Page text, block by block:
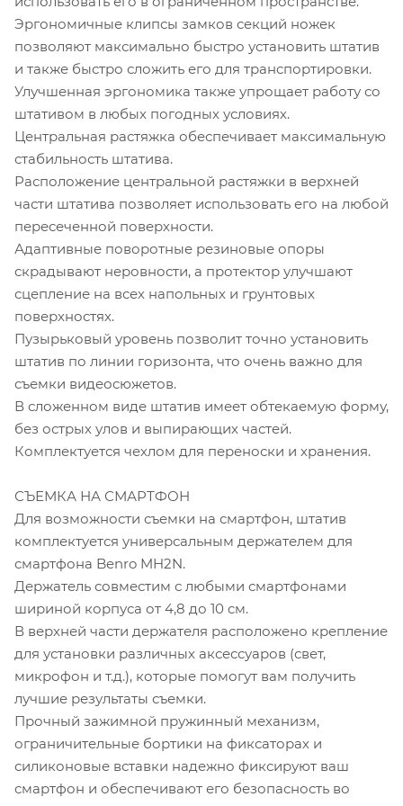
Эргономичные клипсы замков секций ножек
позволяют максимально быстро установить штатив
и также быстро сложить его для транспортировки.
Улучшенная эргономика также упрощает работу со
штативом в любых погодных условиях.
Центральная растяжка обеспечивает максимальную
стабильность штатива.
Расположение центральной растяжки в верхней
части штатива позволяет использовать его на любой
пересеченной поверхности.
Адаптивные поворотные резиновые опоры
скрадывают неровности, а протектор улучшают
сцепление на всех напольных и грунтовых
поверхностях.
Пузырьковый уровень позволит точно установить
штатив по линии горизонта, что очень важно для
съемки видеосюжетов.
В сложенном виде штатив имеет обтекаемую форму,
без острых улов и выпирающих частей.
Комплектуется чехлом для переноски и хранения.
СЪЕМКА НА СМАРТФОН
Для возможности съемки на смартфон, штатив
комплектуется универсальным держателем для
смартфона Benro MH2N.
Держатель совместим с любыми смартфонами
шириной корпуса от 4,8 до 10 cм.
В верхней части держателя расположено крепление
для установки различных аксессуаров (свет,
микрофон и т.д.), которые помогут вам получить
лучшие результаты съемки.
Прочный зажимной пружинный механизм,
ограничительные бортики на фиксаторах и
силиконовые вставки надежно фиксируют ваш
смартфон и обеспечивают его безопасность во